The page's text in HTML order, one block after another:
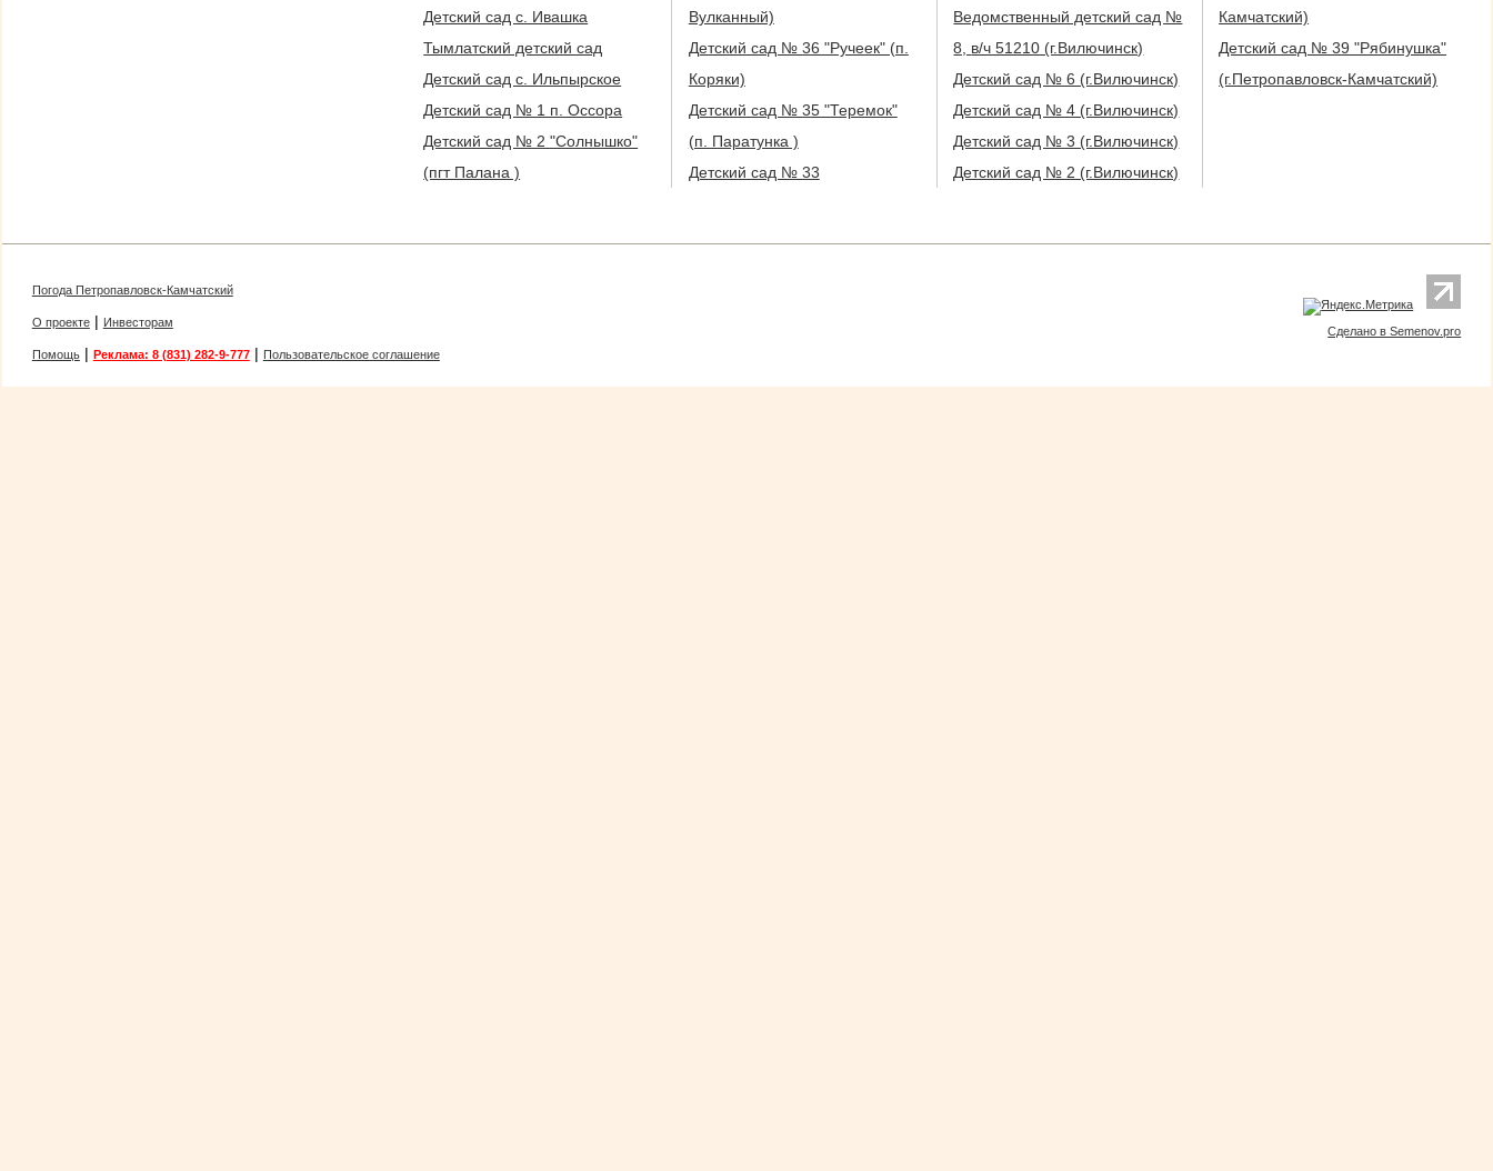
Детский сад с. Ивашка
Тымлатский детский сад
Детский сад с. Ильпырское
Детский сад № 1 п. Оссора
Детский сад № 2 "Солнышко"
(пгт Палана )
Вулканный)
Детский сад № 36 "Ручеек" (п.
Коряки)
Детский сад № 35 "Теремок"
(п. Паратунка )
Детский сад № 33
Ведомственный детский сад №
8, в/ч 51210 (г.Вилючинск)
Детский сад № 6 (г.Вилючинск)
Детский сад № 4 (г.Вилючинск)
Детский сад № 3 (г.Вилючинск)
Детский сад № 2 (г.Вилючинск)
Камчатский)
Детский сад № 39 "Рябинушка"
(г.Петропавловск-Камчатский)
Сделано в Semenov.pro
Погода Петропавловск-Камчатский
О проекте| Инвесторам
Помощь| Реклама: 8 (831) 282-9-777| Пользовательское соглашение